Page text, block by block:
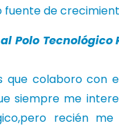
de
Polo Tecnológico
que colaboro con
siempre me
recién